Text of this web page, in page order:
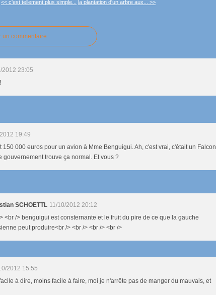
<< c'est tellement plus simple... la plantation d'un arbre aux... >>
un commentaire
2012 23:05
19:49
150 000 euros pour un avion à Mme Benguigui. Ah, c'est vrai, c'était un Falcon.
gouvernement trouve ça normal. Et vous ?
SCHOETTL 11/10/2012 20:12
<br /> benguigui est consternante et le fruit du pire de ce que la gauche
peut produire<br /> <br /> <br /> <br />
2012 15:55
à dire, moins facile à faire, moi je n'arrête pas de manger du mauvais, et